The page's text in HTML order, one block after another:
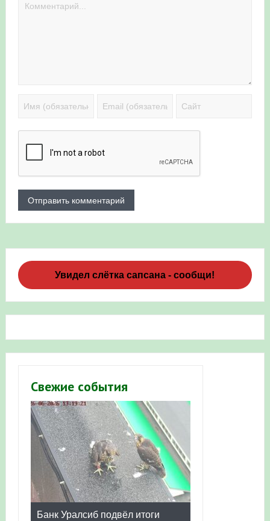
Увидел слётка сапсана - сообщи!
Свежие события
Банк Уралсиб подвёл итоги